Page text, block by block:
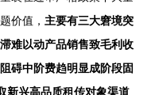
价值， 主要有三大窘境突
难以动产品销售致毛利收
碍中阶费趋明显成阶段固
新兴高品质租传对象渠道